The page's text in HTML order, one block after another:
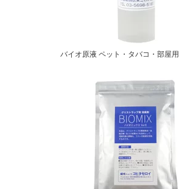
バイオ原液 ペット・タバコ・部屋用